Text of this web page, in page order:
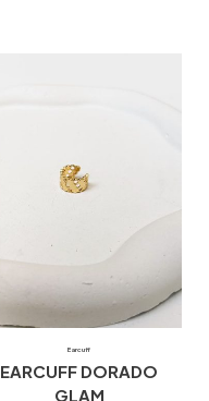
Earcuff
EARCUFF DORADO
GLAM